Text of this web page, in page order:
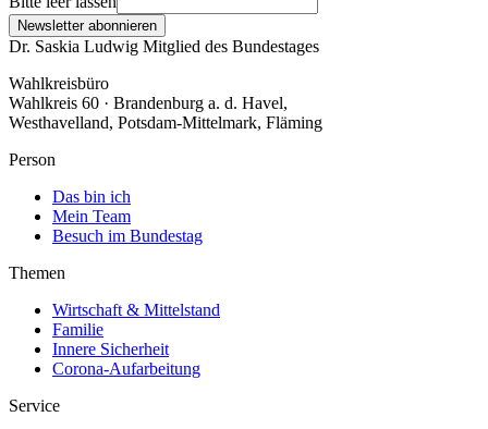
Newsletter abonnieren
Dr. Saskia Ludwig Mitglied des Bundestages
Wahlkreisbüro
Wahlkreis 60 · Brandenburg a. d. Havel,
Westhavelland, Potsdam-Mittelmark, Fläming
Person
Das bin ich
Mein Team
Besuch im Bundestag
Themen
Wirtschaft & Mittelstand
Familie
Innere Sicherheit
Corona-Aufarbeitung
Service